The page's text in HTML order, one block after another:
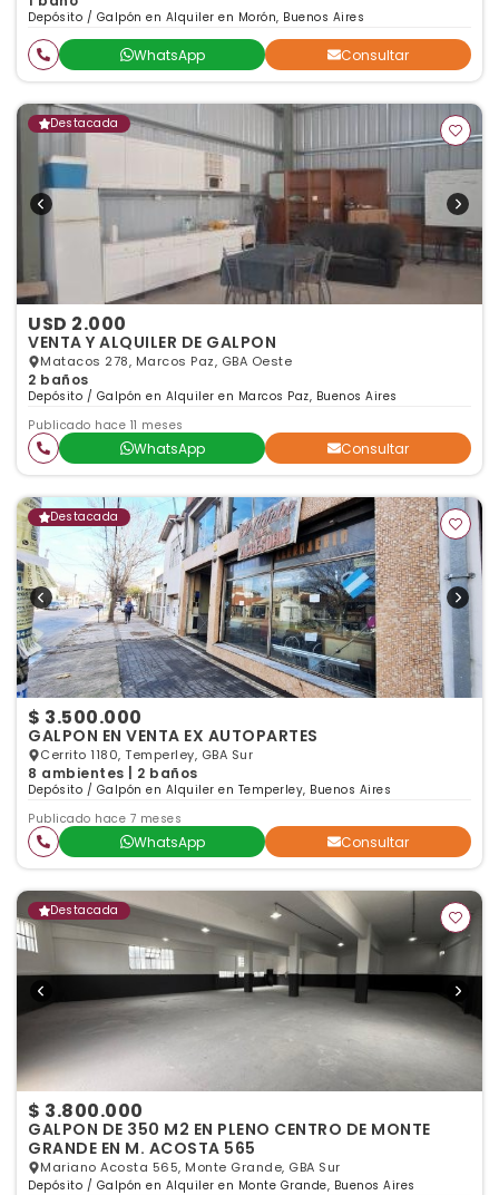
Depósito / Galpón en Alquiler en Morón, Buenos Aires
WhatsApp Consultar
Destacada
USD 2.000
VENTA Y ALQUILER DE GALPON
Matacos 278, Marcos Paz, GBA Oeste
2 baños
Depósito / Galpón en Alquiler en Marcos Paz, Buenos Aires
Publicado hace 11 meses
WhatsApp Consultar
Destacada
$ 3.500.000
GALPON EN VENTA EX AUTOPARTES
Cerrito 1180, Temperley, GBA Sur
8 ambientes | 2 baños
Depósito / Galpón en Alquiler en Temperley, Buenos Aires
Publicado hace 7 meses
WhatsApp Consultar
Destacada
$ 3.800.000
GALPON DE 350 M2 EN PLENO CENTRO DE MONTE
GRANDE EN M. ACOSTA 565
Mariano Acosta 565, Monte Grande, GBA Sur
Depósito / Galpón en Alquiler en Monte Grande, Buenos Aires